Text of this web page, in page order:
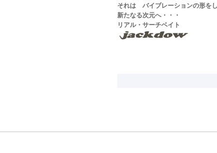
それは バイブレーションの形を
新たなる次元へ・・・
リアル・サーチベイト